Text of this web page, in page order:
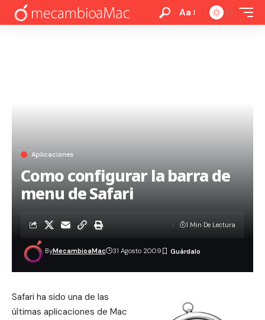
Aa
Aplicaciones
Como configurar la barra de
menu de Safari
ByMecambioaMac 31 Agosto 2009
1 Min De Lectura
Safari ha sido una de las
últimas aplicaciones de Mac